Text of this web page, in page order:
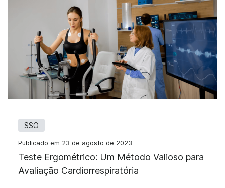
SSO
Publicado em 23 de agosto de 2023
Teste Ergométrico: Um Método Valioso para
Avaliação Cardiorrespiratória